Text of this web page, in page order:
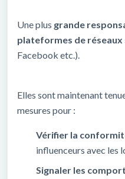
Une plus grande
plateformes de réseaux
Facebook etc.).
Elles sont maintenant
mesures pour :
Vérifier la
influenceurs avec les
Signaler les